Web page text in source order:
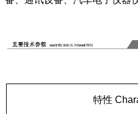
特性